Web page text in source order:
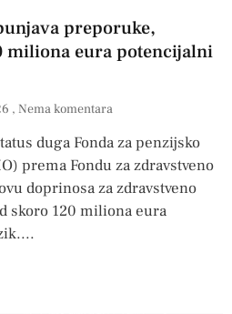
preporuke,
miliona eura potencijalni
Nema komentara
duga Fonda za penzijsko
prema Fondu za zdravstveno
doprinosa za zdravstveno
skoro 120 miliona eura